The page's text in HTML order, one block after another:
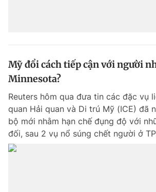
Mỹ đổi cách tiếp cận với người
Minnesota?
Reuters hôm qua đưa tin các đặc vụ
quan Hải quan và Di trú Mỹ (ICE) đã
bộ mới nhằm hạn chế đụng độ với
đối, sau 2 vụ nổ súng chết người ở